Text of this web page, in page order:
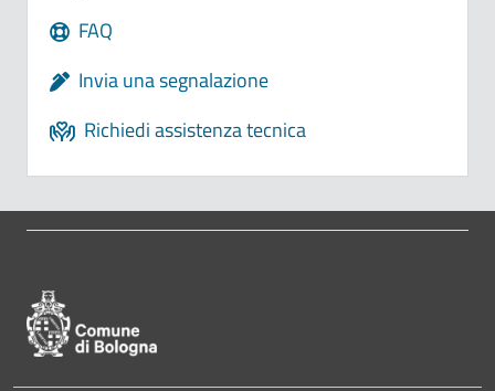
FAQ
Invia una segnalazione
Richiedi assistenza tecnica